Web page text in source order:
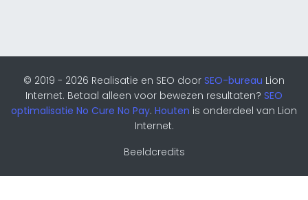
© 2019 - 2026 Realisatie en SEO door SEO-bureau Lion
Internet. Betaal alleen voor bewezen resultaten? SEO
optimalisatie No Cure No Pay. Houten is onderdeel van Lion
Internet.
Beeldcredits